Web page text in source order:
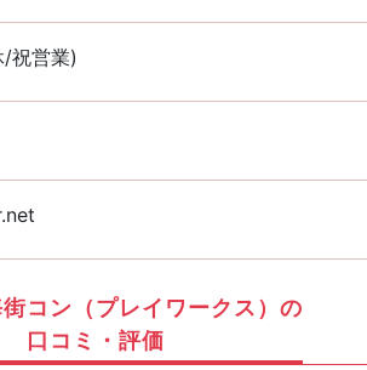
祝営業)
コン（プレイワークス）の
口コミ・評価